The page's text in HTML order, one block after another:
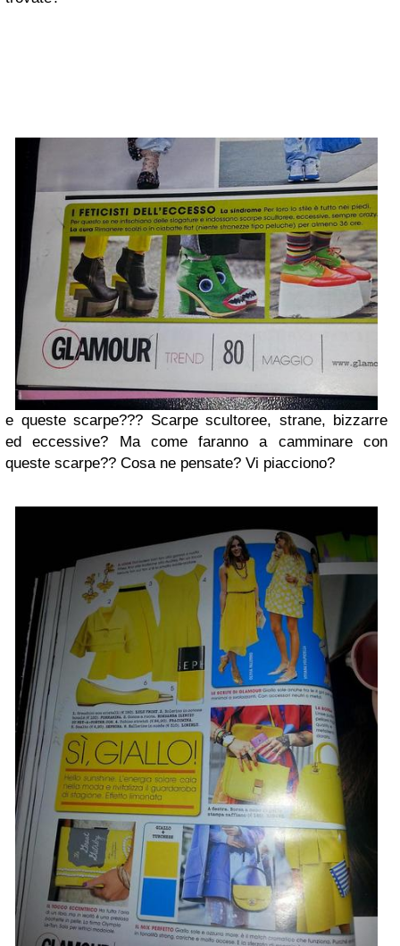
e queste scarpe??? Scarpe scultoree, strane, bizzarre
ed eccessive? Ma come faranno a camminare con
queste scarpe?? Cosa ne pensate? Vi piacciono?